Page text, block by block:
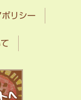
ポリシー